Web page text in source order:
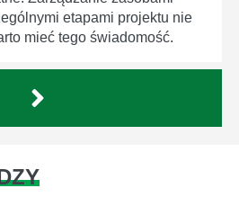
etapami projektu nie
mieć tego świadomość.